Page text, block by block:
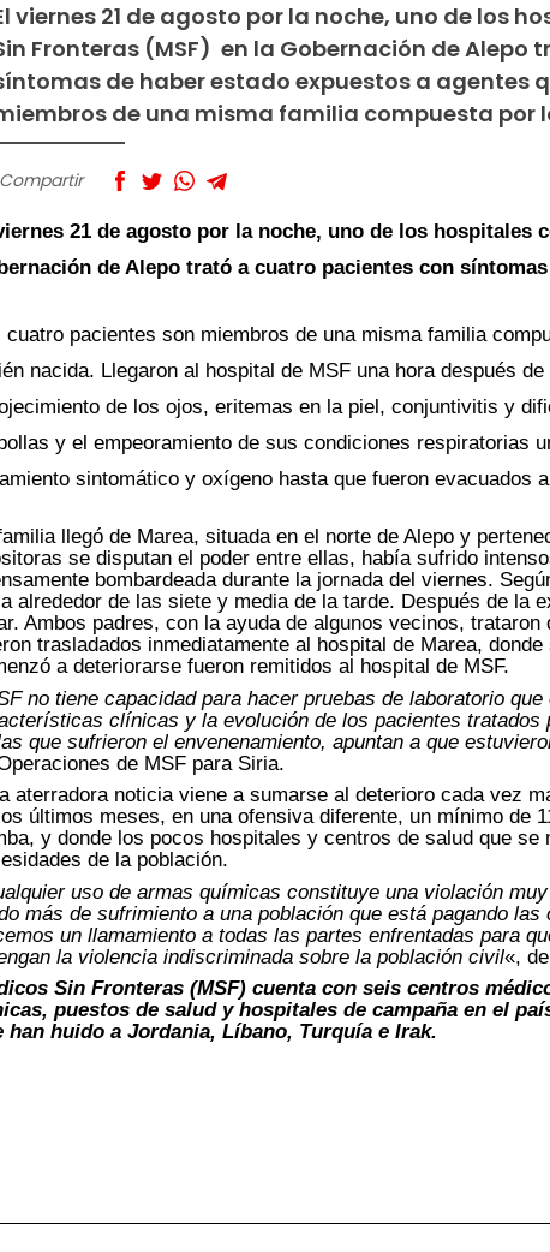
viernes 21 de agosto por la noche, uno de los
Fronteras (MSF) en la Gobernación de
de haber estado expuestos a agentes
de una misma familia compuesta por
Compartir
21 de agosto por la noche, uno de los hospitales
de Alepo trató a cuatro pacientes con
cuatro pacientes son miembros de una misma familia
nacida. Llegaron al hospital de MSF una hora después
de los ojos, eritemas en la piel, conjuntivitis y
y el empeoramiento de sus condiciones respiratorias
sintomático y oxígeno hasta que fueron evacuados
llegó de Marea, situada en el norte de Alepo y
se disputan el poder entre ellas, había sufrido
bombardeada durante la jornada del viernes.
alrededor de las siete y media de la tarde. Después de la
Ambos padres, con la ayuda de algunos vecinos,
trasladados inmediatamente al hospital de Marea,
a deteriorarse fueron remitidos al hospital de MSF.
no tiene capacidad para hacer pruebas de laboratorio
clínicas y la evolución de los pacientes
que sufrieron el envenenamiento, apuntan a que
de MSF para Siria.
aterradora noticia viene a sumarse al deterioro cada vez
últimos meses, en una ofensiva diferente, un mínimo de
y donde los pocos hospitales y centros de salud que
de la población.
uso de armas químicas constituye una violación
más de sufrimiento a una población que está pagando
un llamamiento a todas las partes enfrentadas para
la violencia indiscriminada sobre la población civil«,
Sin Fronteras (MSF) cuenta con seis centros
puestos de salud y hospitales de campaña en el
han huido a Jordania, Líbano, Turquía e Irak.